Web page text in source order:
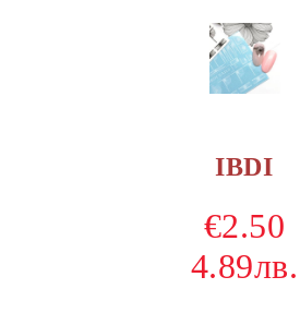
IBDI
€2.50
4.89лв.